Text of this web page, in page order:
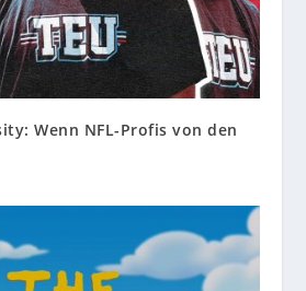
Wenn NFL-Profis von den